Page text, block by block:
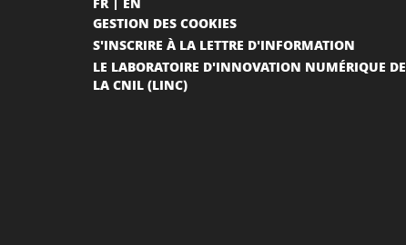
GESTION DES COOKIES
S'INSCRIRE À LA LETTRE D'INFORMATION
LE LABORATOIRE D'INNOVATION NUMÉRIQUE DE
LA CNIL (LINC)